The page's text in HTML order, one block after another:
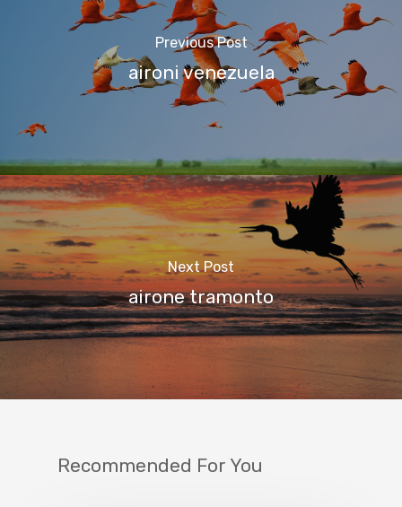
Previous Post
aironi venezuela
Next Post
airone tramonto
Recommended For You